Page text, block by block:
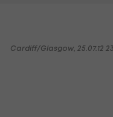
Cardiff/Glasgow, 25.07.12